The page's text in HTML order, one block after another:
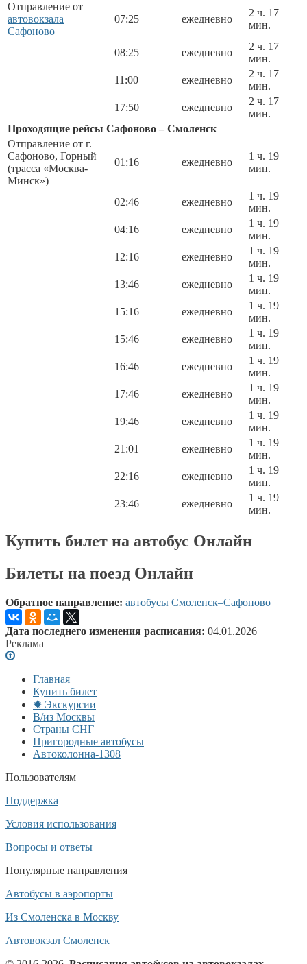
Отправление от
автовокзала
Сафоново
07:25 ежедневно
2 ч. 17
мин.
08:25 ежедневно
2 ч. 17
мин.
11:00
ежедневно
2 ч. 17
мин.
17:50
ежедневно
2 ч. 17
мин.
Проходящие рейсы Сафоново – Смоленск
Отправление от г.
Сафоново, Горный
(трасса «Москва-
Минск»)
01:16 ежедневно
1 ч. 19
мин.
02:46 ежедневно
1 ч. 19
мин.
04:16
ежедневно
1 ч. 19
мин.
12:16
ежедневно
1 ч. 19
мин.
13:46
ежедневно
1 ч. 19
мин.
15:16
ежедневно
1 ч. 19
мин.
15:46
ежедневно
1 ч. 19
мин.
16:46
ежедневно
1 ч. 19
мин.
17:46
ежедневно
1 ч. 19
мин.
19:46
ежедневно
1 ч. 19
мин.
21:01
ежедневно
1 ч. 19
мин.
22:16
ежедневно
1 ч. 19
мин.
23:46
ежедневно
1 ч. 19
мин.
Купить билет на автобус Онлайн
Билеты на поезд Онлайн
Обратное направление: автобусы Смоленск–Сафоново
Дата последнего изменения расписания: 04.01.2026
Реклама
Главная
Купить билет
✹ Экскурсии
В/из Москвы
Страны СНГ
Пригородные автобусы
Автоколонна-1308
Пользователям
Поддержка
Условия использования
Вопросы и ответы
Популярные направления
Автобусы в аэропорты
Из Смоленска в Москву
Автовокзал Смоленск